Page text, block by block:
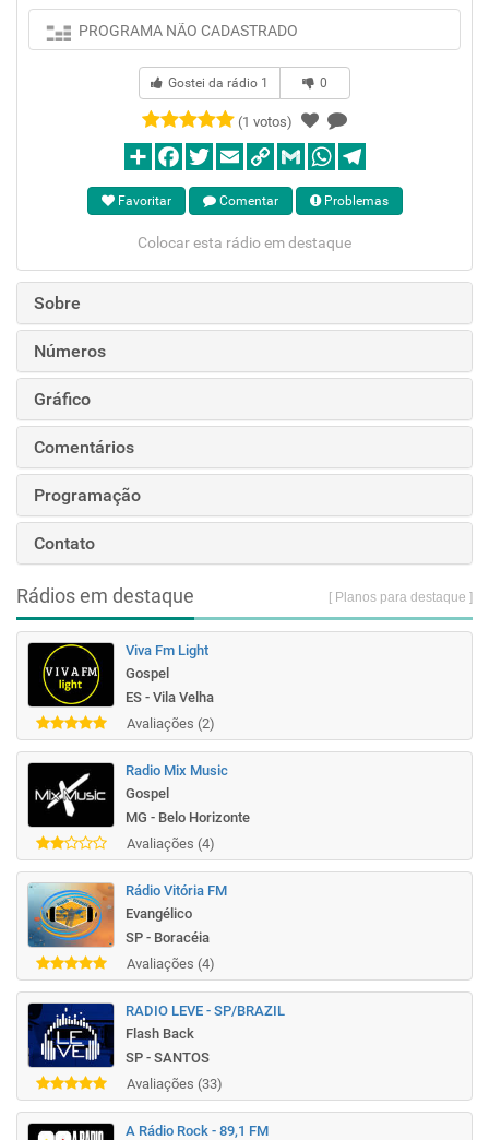
PROGRAMA NÃO CADASTRADO
Gostei da rádio 1 0
(1 votos)
Favoritar Comentar Problemas
Colocar esta rádio em destaque
Sobre
Números
Gráfico
Comentários
Programação
Contato
Rádios em destaque [ Planos para destaque ]
Viva Fm Light
Gospel
ES - Vila Velha
Avaliações (2)
Radio Mix Music
Gospel
MG - Belo Horizonte
Avaliações (4)
Rádio Vitória FM
Evangélico
SP - Boracéia
Avaliações (4)
RADIO LEVE - SP/BRAZIL
Flash Back
SP - SANTOS
Avaliações (33)
A Rádio Rock - 89,1 FM